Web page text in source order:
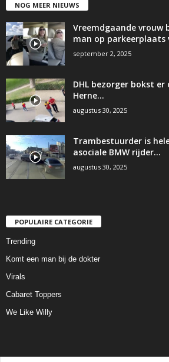
NOG MEER NIEUWS
Vreemdgaande
man op
september 2, 2025
DHL bezorger bokst
Herne…
augustus 30, 2025
Trambestuurder is
asociale BMW rijder…
augustus 30, 2025
POPULAIRE CATEGORIE
Trending
Komt een man bij de dokter
Virals
Cabaret Toppers
We Like Willy